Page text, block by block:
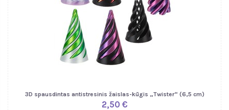
3D spausdintas antistresinis žaislas-kūgis „Twister“ (6,5 cm)
2,50 €